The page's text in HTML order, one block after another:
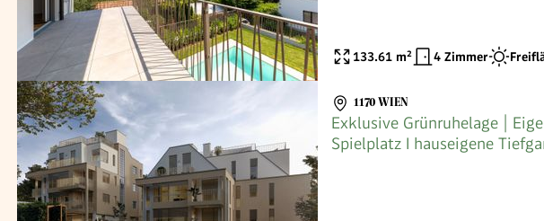
133.61 m² 4 Zimmer
1170 WIEN
Exklusive Grünruhelage |
Spielplatz I hauseigene